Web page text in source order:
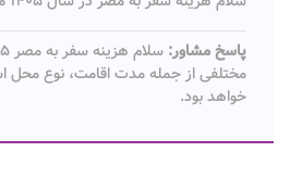
پاسخ مشاور:
مختلفی از جمله مدت اقامت، نوع محل
خواهد بود.